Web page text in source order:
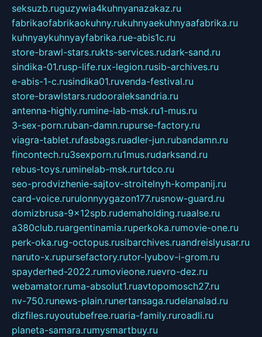
seksuzb.ruguzywia4kuhnyanazakaz.ru
fabrikaofabrikaokuhny.rukuhnyaekuhnyaafabrika.ru
kuhnyaykuhnyayfabrika.rue-abis1c.ru
store-brawl-stars.rukts-services.rudark-sand.ru
sindika-01.rusp-life.rux-legion.rusib-archives.ru
e-abis-1-c.rusindika01.ruvenda-festival.ru
store-brawlstars.rudooraleksandria.ru
antenna-highly.rumine-lab-msk.ru1-mus.ru
3-sex-porn.ruban-damn.rupurse-factory.ru
viagra-tablet.rufasbags.ruadler-jun.rubandamn.ru
fincontech.ru3sexporn.ru1mus.rudarksand.ru
rebus-toys.ruminelab-msk.rurtdco.ru
seo-prodvizhenie-sajtov-stroitelnyh-kompanij.ru
card-voice.rurulonnyygazon177.rusnow-guard.ru
domizbrusa-9x12spb.rudemaholding.ruaalse.ru
a380club.ruargentinamia.ruperkoka.rumovie-one.ru
perk-oka.rug-octopus.rusibarchives.ruandreislyusar.ru
naruto-x.rupursefactory.rutor-lyubov-i-grom.ru
spayderhed-2022.rumovieone.ruevro-dez.ru
webamator.ruma-absolut1.ruavtopomosch27.ru
nv-750.runews-plain.runertansaga.rudelanalad.ru
dizfiles.ruyoutubefree.ruaria-family.ruroadli.ru
planeta-samara.rumysmartbuy.ru